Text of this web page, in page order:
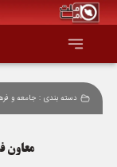
دسته بندی : جامعه و
معاون